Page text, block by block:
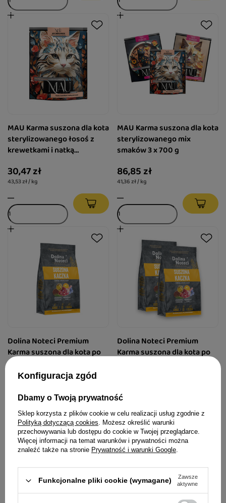
MAU Karma suszona dla kota
sterylizowanego łosoś z
krewetkami i natką
30,47 zł
43,53 zł / kg
MAU Karma suszona dla kota
sterylizowanego mix
smaków 3 x 700 g
86,85 zł
41,36 zł / kg
Dolina Noteci Premium
Karma suszona dla kota po
sterylizacji kaczka 2 kg
64,99 zł
32,50 zł / kg
Dolina Noteci Premium
Karma suszona dla kota po
30,88 zł / kg
Konfiguracja zgód
Dbamy o Twoją prywatność
Sklep korzysta z plików cookie w celu realizacji usług zgodnie z
Polityką dotyczącą cookies. Możesz określić warunki
przechowywania lub dostępu do cookie w Twojej przeglądarce.
Więcej informacji na temat warunków i prywatności można
znaleźć także na stronie Prywatność i warunki Google.
Funkcjonalne pliki cookie (wymagane)
Zawsze
aktywne